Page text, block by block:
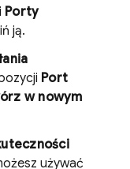
Porty
ją.
Port
w nowym
używać